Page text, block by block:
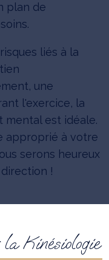
plan de
liés à la
une
l'exercice, la
est idéale.
approprié à votre
serons heureux
!
Kinésiologie